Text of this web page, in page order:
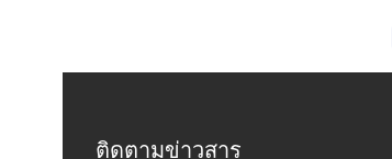
ติดตามข่าวสาร